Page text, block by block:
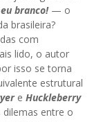
branco!— o
brasileira?
com
lido, o autor
isso se torna
estrutural
e Huckleberry
entre o